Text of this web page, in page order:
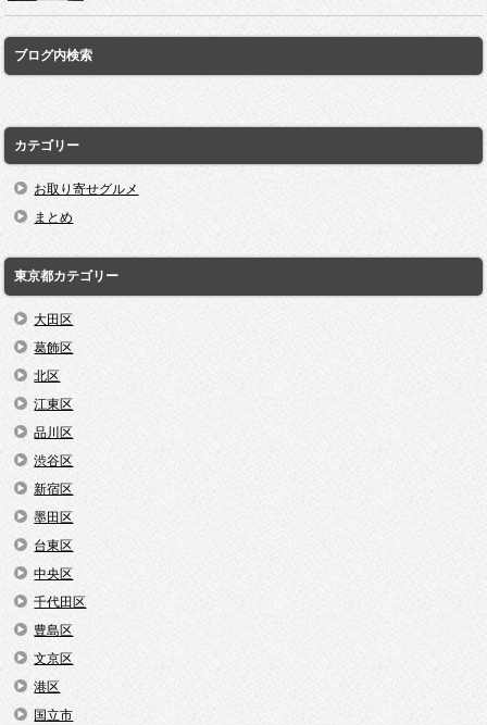
ブログ内検索
カテゴリー
お取り寄せグルメ
まとめ
東京都カテゴリー
大田区
葛飾区
北区
江東区
品川区
渋谷区
新宿区
墨田区
台東区
中央区
千代田区
豊島区
文京区
港区
国立市